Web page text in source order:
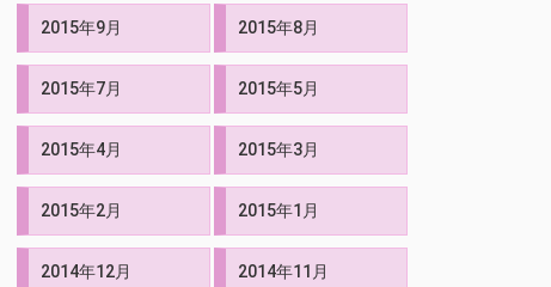
2015年9月 2015年8月
2015年7月 2015年5月
2015年4月 2015年3月
2015年2月 2015年1月
2014年12月 2014年11月